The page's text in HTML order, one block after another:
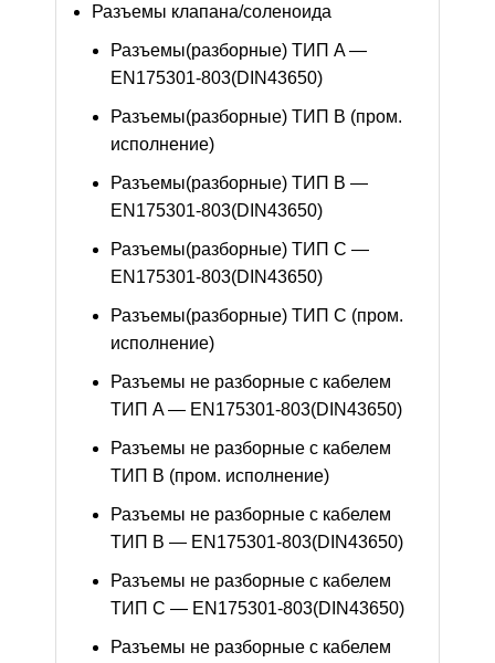
Разъемы клапана/соленоида
Разъемы(разборные) ТИП A —
EN175301-803(DIN43650)
Разъемы(разборные) ТИП В (пром.
исполнение)
Разъемы(разборные) ТИП B —
EN175301-803(DIN43650)
Разъемы(разборные) ТИП C —
EN175301-803(DIN43650)
Разъемы(разборные) ТИП С (пром.
исполнение)
Разъемы не разборные с кабелем
ТИП A — EN175301-803(DIN43650)
Разъемы не разборные с кабелем
ТИП B (пром. исполнение)
Разъемы не разборные с кабелем
ТИП B — EN175301-803(DIN43650)
Разъемы не разборные с кабелем
ТИП C — EN175301-803(DIN43650)
Разъемы не разборные с кабелем